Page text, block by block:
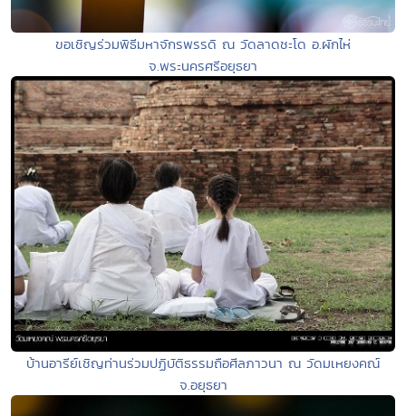
ขอเชิญร่วมพิธีมหาจักรพรรดิ ณ วัดลาดชะโด อ.ผักไห่
จ.พระนครศรีอยุธยา
บ้านอารีย์เชิญท่านร่วมปฏิบัติธรรมถือศีลภาวนา ณ วัดมเหยงคณ์
จ.อยุธยา